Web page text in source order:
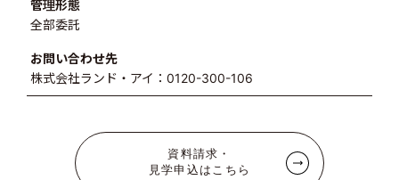
管理形態
全部委託
お問い合わせ先
株式会社ランド・アイ：0120-300-106
資料請求・
見学申込はこちら